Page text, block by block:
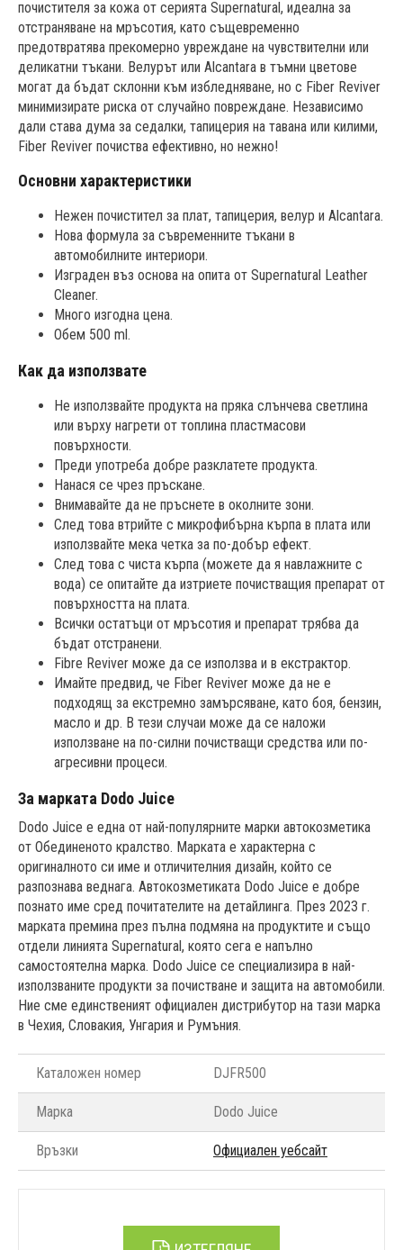
почистителя за кожа от серията Supernatural, идеална за
отстраняване на мръсотия, като същевременно
предотвратява прекомерно увреждане на чувствителни или
деликатни тъкани. Велурът или Alcantara в тъмни цветове
могат да бъдат склонни към избледняване, но с Fiber Reviver
минимизирате риска от случайно повреждане. Независимо
дали става дума за седалки, тапицерия на тавана или килими,
Fiber Reviver почиства ефективно, но нежно!
Основни характеристики
Нежен почистител за плат, тапицерия, велур и Alcantara.
Нова формула за съвременните тъкани в
автомобилните интериори.
Изграден въз основа на опита от Supernatural Leather
Cleaner.
Много изгодна цена.
Обем 500 ml.
Как да използвате
Не използвайте продукта на пряка слънчева светлина
или върху нагрети от топлина пластмасови
повърхности.
Преди употреба добре разклатете продукта.
Нанася се чрез пръскане.
Внимавайте да не пръснете в околните зони.
След това втрийте с микрофибърна кърпа в плата или
използвайте мека четка за по-добър ефект.
След това с чиста кърпа (можете да я навлажните с
вода) се опитайте да изтриете почистващия препарат от
повърхността на плата.
Всички остатъци от мръсотия и препарат трябва да
бъдат отстранени.
Fibre Reviver може да се използва и в екстрактор.
Имайте предвид, че Fiber Reviver може да не е
подходящ за екстремно замърсяване, като боя, бензин,
масло и др. В тези случаи може да се наложи
използване на по-силни почистващи средства или по-
агресивни процеси.
За марката Dodo Juice
Dodo Juice е една от най-популярните марки автокозметика
от Обединеното кралство. Марката е характерна с
оригиналното си име и отличителния дизайн, който се
разпознава веднага. Автокозметиката Dodo Juice е добре
познато име сред почитателите на детайлинга. През 2023 г.
марката премина през пълна подмяна на продуктите и също
отдели линията Supernatural, която сега е напълно
самостоятелна марка. Dodo Juice се специализира в най-
използваните продукти за почистване и защита на автомобили.
Ние сме единственият официален дистрибутор на тази марка
в Чехия, Словакия, Унгария и Румъния.
Каталожен номер DJFR500
Марка Dodo Juice
Връзки Официален уебсайт